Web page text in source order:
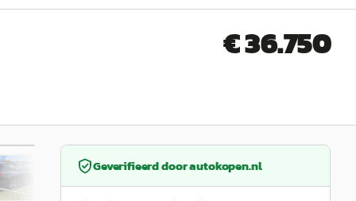
€ 36.750
/47
Geverifieerd doorautokopen.nl